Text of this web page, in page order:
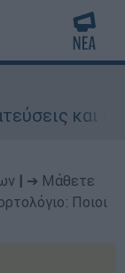
➔ Μάθετε
Ποιοι